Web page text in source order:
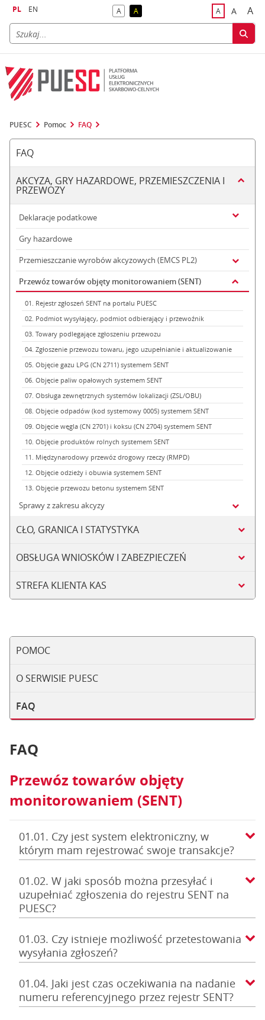
PL EN Akontrast domyślny
Akontrast żółty tekst na czarnym tle
Adomyślna
A A
PUESC Pomoc FAQ
FAQ
AKCYZA, GRY HAZARDOWE, PRZEMIESZCZENIA I
PRZEWOZY
Deklaracje podatkowe
Gry hazardowe
Przemieszczanie wyrobów akcyzowych (EMCS PL2)
Przewóz towarów objęty monitorowaniem (SENT)
01. Rejestr zgłoszeń SENT na portalu PUESC
02. Podmiot wysyłający, podmiot odbierający i przewoźnik
03. Towary podlegające zgłoszeniu przewozu
04. Zgłoszenie przewozu towaru, jego uzupełnianie i aktualizowanie
05. Objęcie gazu LPG (CN 2711) systemem SENT
06. Objęcie paliw opałowych systemem SENT
07. Obsługa zewnętrznych systemów lokalizacji (ZSL/OBU)
08. Objęcie odpadów (kod systemowy 0005) systemem SENT
09. Objęcie węgla (CN 2701) i koksu (CN 2704) systemem SENT
10. Objęcie produktów rolnych systemem SENT
11. Międzynarodowy przewóz drogowy rzeczy (RMPD)
12. Objęcie odzieży i obuwia systemem SENT
13. Objęcie przewozu betonu systemem SENT
Sprawy z zakresu akcyzy
CŁO, GRANICA I STATYSTYKA
OBSŁUGA WNIOSKÓW I ZABEZPIECZEŃ
STREFA KLIENTA KAS
POMOC
O SERWISIE PUESC
FAQ
FAQ
Przewóz towarów objęty
monitorowaniem (SENT)
01.01. Czy jest system elektroniczny, w
którym mam rejestrować swoje transakcje?
01.02. W jaki sposób można przesyłać i
uzupełniać zgłoszenia do rejestru SENT na
PUESC?
01.03. Czy istnieje możliwość przetestowania
wysyłania zgłoszeń?
01.04. Jaki jest czas oczekiwania na nadanie
numeru referencyjnego przez rejestr SENT?